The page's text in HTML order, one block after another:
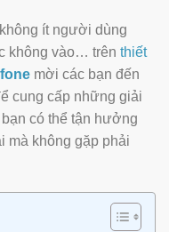
ít người dùng
không vào… trên thiết
mời các bạn đến
cung cấp những giải
có thể tận hưởng
mà không gặp phải